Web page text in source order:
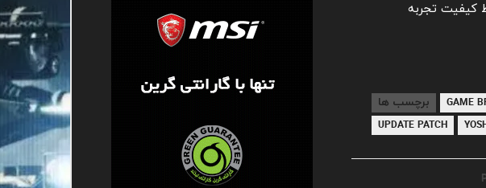
کیفیت تجربه
برچسب ها GAME
UPDATE PATCH